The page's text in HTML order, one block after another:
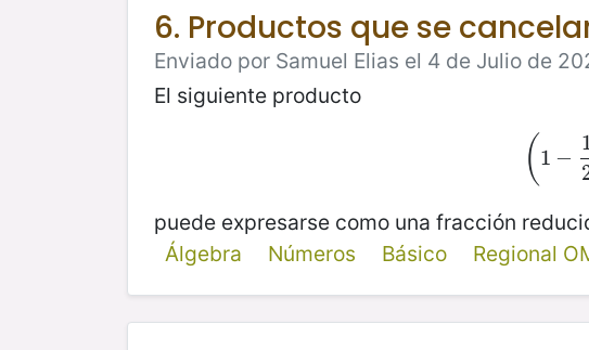
6. Productos que se
Enviado por Samuel Elias el 4 de Julio de
El siguiente producto
( 1 −
puede expresarse como una fracción
Álgebra
Números Básico Regional